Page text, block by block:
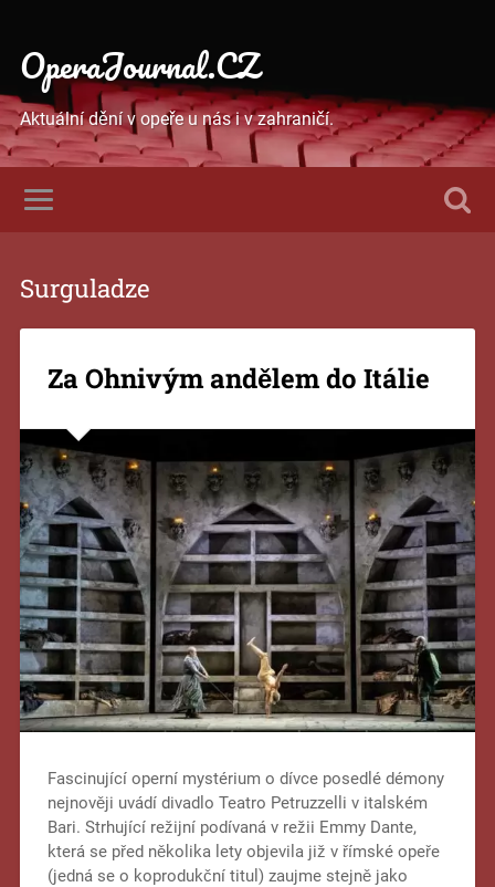
OperaJournal.CZ
Aktuální dění v opeře u nás i v zahraničí.
Surguladze
Za Ohnivým andělem do Itálie
Fascinující operní mystérium o dívce posedlé démony
nejnověji uvádí divadlo Teatro Petruzzelli v italském
Bari. Strhující režijní podívaná v režii Emmy Dante,
která se před několika lety objevila již v římské opeře
(jedná se o koprodukční titul) zaujme stejně jako